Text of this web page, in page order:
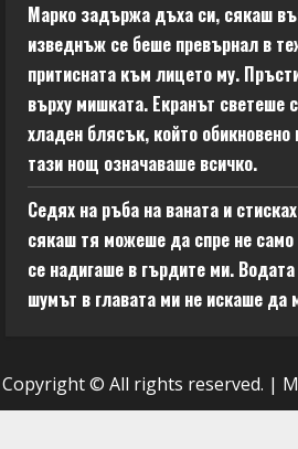
Марко задържа дъха си, сякаш
изведнъж се беше превърнал в
притисната към лицето му.
върху мишката. Екранът светеше
хладен блясък, който
тази нощ означаваше всичко.
Седях на ръба на ваната и
сякаш тя можеше да спре не само
се надигаше в гърдите ми.
шумът в главата ми не искаше да
Copyright © All rights reserved. |